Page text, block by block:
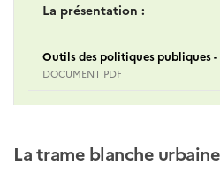
La présentation :
Outils des politiques publiques -
DOCUMENT PDF
La trame blanche